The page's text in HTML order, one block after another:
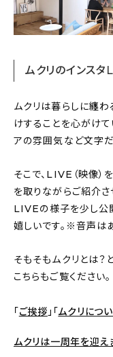
About
会社概要
プライバシーポリシー
ムクリのインスタ
ムクリは暮らしに纏
けすることを心がけて
アの雰囲気など文字だ
そこで、LIVE（映像）
を取りながらご紹介さ
LIVEの様子を少し公
嬉しいです。※音声は
そもそもムクリとは？
こちらもご覧ください。
「ご挨拶 」「ムクリにつ
ムクリは一周年を迎